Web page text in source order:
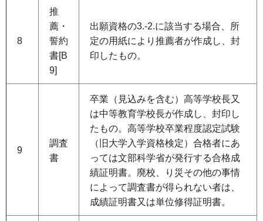
8
推
薦・
誓約
書[B
9]
出願資格の3.-2.に該当する場合、所
定の用紙により推薦者が作成し、封
印したもの。
9
調査
書
卒業（見込みを含む）高等学校長又
は中等教育学校長が作成し、封印し
たもの。高等学校卒業程度認定試験
（旧大学入学資格検定）合格者にあ
っては文部科学省が発行する合格成
績証明書。廃校、り災その他の事情
によって調査書が得られない者は、
成績証明書又は単位修得証明書。